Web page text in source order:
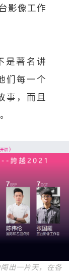
影像工作
是著名讲
们每一个
事，而且
出一片天，在各